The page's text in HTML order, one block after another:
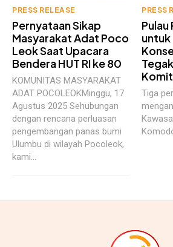
PRESS RELEASE
Pernyataan Sikap
Masyarakat Adat Poco
Leok Saat Upacara
Bendera HUT RI ke 80
KOMUNITAS MASYARAKAT
ADAT POCOLEOKMinggu, 17
Agustus 2025 Sehubungan
dengan rencana perluasan
pengembangan panas bumi
Ulumbu di wilayah Pocoleok,
kami...
PRESS
Pulau
untuk
Tiga